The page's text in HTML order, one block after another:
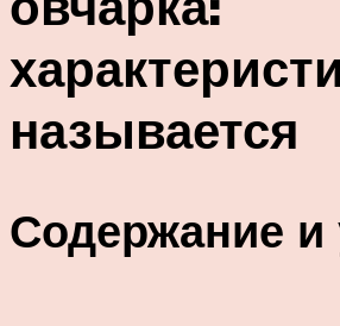
называется
Содержание и